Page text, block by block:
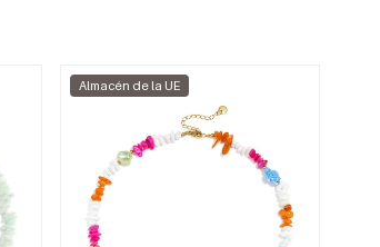
Almacén de la UE